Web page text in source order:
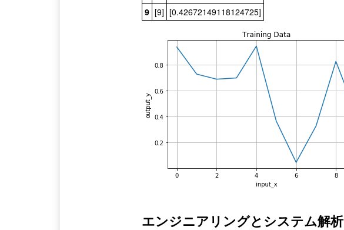
9 [9] [0.42672149118124725]
エンジニアリングとシステム解析